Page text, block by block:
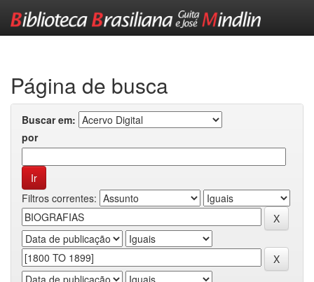
Página de busca
Buscar em:
por
Filtros correntes: